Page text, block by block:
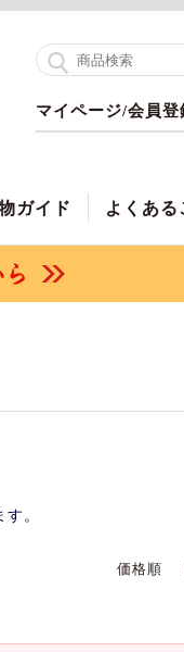
マイページ/会員登
ガイド よくある
。
価格順